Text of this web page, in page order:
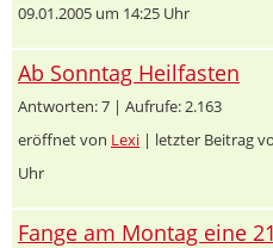
09.01.2005 um 14:25 Uhr
Ab Sonntag Heilfasten
Antworten: 7 | Aufrufe: 2.163
eröffnet von Lexi | letzter Beitrag
Uhr
Fange am Montag eine